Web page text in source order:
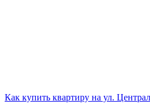
Как купить квартиру на ул.